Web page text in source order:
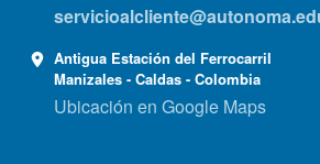
Antigua Estación del Ferrocarril
Manizales - Caldas - Colombia
Ubicación en Google Maps